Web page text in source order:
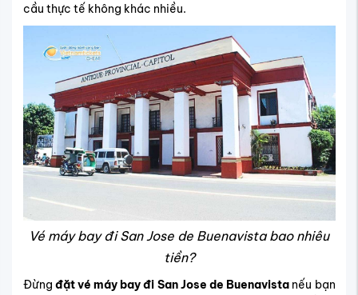
cầu thực tế không khác nhiều.
Vé máy bay đi San Jose de Buenavista bao nhiêu
tiền?
Đừng đặt vé máy bay đi San Jose de Buenavista nếu bạn